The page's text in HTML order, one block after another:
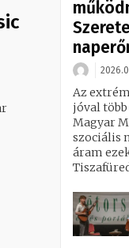
Az
jóval
Magyar
szociális
áram